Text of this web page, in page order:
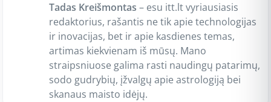
Tadas Kreišmontas – esu itt.lt vyriausiasis
redaktorius, rašantis ne tik apie technologijas
ir inovacijas, bet ir apie kasdienes temas,
artimas kiekvienam iš mūsų. Mano
straipsniuose galima rasti naudingų patarimų,
sodo gudrybių, įžvalgų apie astrologiją bei
skanaus maisto idėjų.